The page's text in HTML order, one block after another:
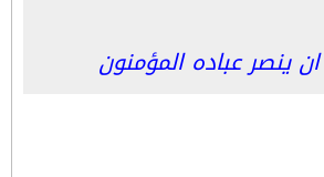
ينصر عباده المؤمنون